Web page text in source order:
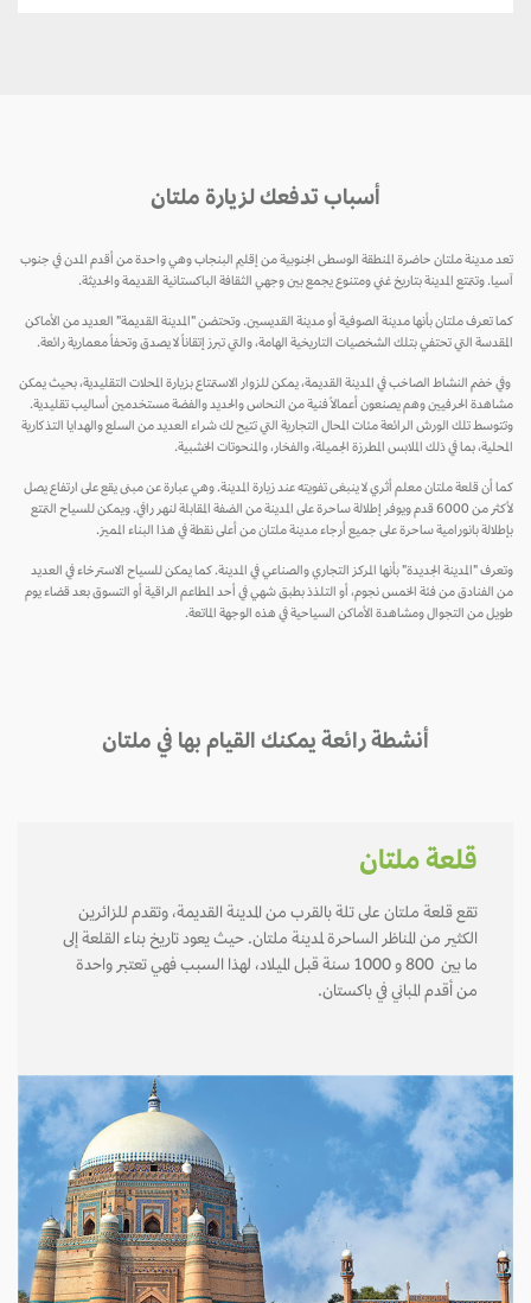
أسباب تدفعك لزيارة ملتان
تعد مدينة ملتان حاضرة المنطقة الوسطى الجنوبية من إقليم البنجاب وهي واحدة من أقدم المدن في جنوب
آسيا. وتتمتع المدينة بتاريخ غني ومتنوع يجمع بين وجهي الثقافة الباكستانية القديمة والحديثة.
كما تعرف ملتان بأنها مدينة الصوفية أو مدينة القديسين. وتحتضن "المدينة القديمة" العديد من الأماكن
المقدسة التي تحتفي بتلك الشخصيات التاريخية الهامة، والتي تبرز إتقاناً لا يصدق وتحفاً معمارية رائعة.
وفي خضم النشاط الصاخب في المدينة القديمة، يمكن للزوار الاستمتاع بزيارة المحلات التقليدية، بحيث يمكن
مشاهدة الحرفيين وهم يصنعون أعمالاً فنية من النحاس والحديد والفضة مستخدمين أساليب تقليدية.
وتتوسط تلك الورش الرائعة مئات المحال التجارية التي تتيح لك شراء العديد من السلع والهدايا التذكارية
المحلية، بما في ذلك الملابس المطرزة الجميلة، والفخار، والمنحوتات الخشبية.
كما أن قلعة ملتان معلم أثري لا ينبغى تفويته عند زيارة المدينة. وهي عبارة عن مبنى يقع على ارتفاع يصل
لأكثر من 6000 قدم ويوفر إطلالة ساحرة على المدينة من الضفة المقابلة لنهر رافي. ويمكن للسياح التمتع
بإطلالة بانورامية ساحرة على جميع أرجاء مدينة ملتان من أعلى نقطة في هذا البناء المميز.
وتعرف "المدينة الجديدة" بأنها المركز التجاري والصناعي في المدينة. كما يمكن للسياح الاسترخاء في العديد
من الفنادق من فئة الخمس نجوم، أو التلذذ بطبق شهي في أحد المطاعم الراقية أو التسوق بعد قضاء يوم
طويل من التجوال ومشاهدة الأماكن السياحية في هذه الوجهة الماتعة.
أنشطة رائعة يمكنك القيام بها في ملتان
قلعة ملتان
تقع قلعة ملتان على تلة بالقرب من المدينة القديمة، وتقدم للزائرين
الكثير من المناظر الساحرة لمدينة ملتان. حيث يعود تاريخ بناء القلعة إلى
ما بين 800 و 1000 سنة قبل الميلاد، لهذا السبب فهي تعتبر واحدة
من أقدم المباني في باكستان.